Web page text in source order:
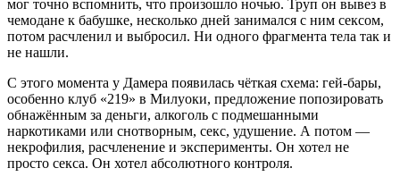
мог точно вспомнить, что произошло ночью. Труп он вывез в
чемодане к бабушке, несколько дней занимался с ним сексом,
потом расчленил и выбросил. Ни одного фрагмента тела так и
не нашли.
С этого момента у Дамера появилась чёткая схема: гей-бары,
особенно клуб «219» в Милуоки, предложение попозировать
обнажённым за деньги, алкоголь с подмешанными
наркотиками или снотворным, секс, удушение. А потом —
некрофилия, расчленение и эксперименты. Он хотел не
просто секса. Он хотел абсолютного контроля.